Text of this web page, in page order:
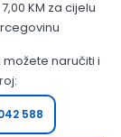
7,00 KM za cijelu
naručiti i
588